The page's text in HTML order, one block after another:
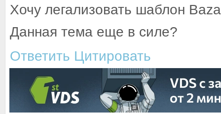
Хочу легализовать шаблон
Данная тема еще в силе?
Ответить Цитировать